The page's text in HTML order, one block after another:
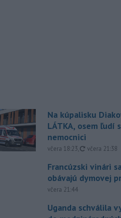
Na kúpalisku
LÁTKA, osem ľudí
nemocnici
včera 18:23, aktualizované
včera 21:38
Francúzski vinári
obávajú dymovej
včera 21:44
Uganda schválila